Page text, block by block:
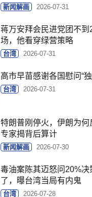
新闻解画 2026-07-31
蒋万安拜会民进党团不到
场，他看穿绿营策略
台湾 2026-07-31
高市早苗感谢各国慰问“
台湾 2026-07-31
特朗普刚停火，伊朗为何
专家揭背后算计
新闻解画 2026-07-30
毒油案陈其迈怒问20%决
了，曝台湾当局有内鬼
台湾 2026-07-28